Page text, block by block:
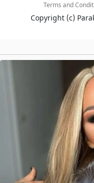
Terms and
Copyright (c)